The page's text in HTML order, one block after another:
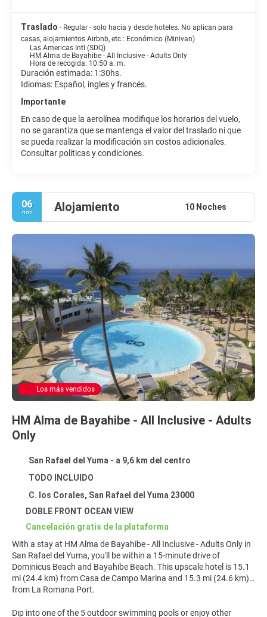
Traslado - Regular - solo hacia y desde hoteles. No aplican para
casas, alojamientos Airbnb, etc.: Económico (Minivan)
Las Americas Intl (SDQ)
HM Alma de Bayahibe - All Inclusive - Adults Only
Hora de recogida: 10:50 a. m.
Duración estimada: 1:30hs.
Idiomas: Español, ingles y francés.
Importante
En caso de que la aerolínea modifique los horarios del vuelo,
no se garantiza que se mantenga el valor del traslado ni que
se pueda realizar la modificación sin costos adicionales.
Consultar políticas y condiciones.
06
nov Alojamiento 10 Noches
Los más vendidos
HM Alma de Bayahibe - All Inclusive - Adults
Only
San Rafael del Yuma - a 9,6 km del centro
TODO INCLUIDO
C. los Corales, San Rafael del Yuma 23000
DOBLE FRONT OCEAN VIEW
Cancelación gratis de la plataforma
With a stay at HM Alma de Bayahibe - All Inclusive - Adults Only in
San Rafael del Yuma, you'll be within a 15-minute drive of
Dominicus Beach and Bayahibe Beach. This upscale hotel is 15.1
mi (24.4 km) from Casa de Campo Marina and 15.3 mi (24.6 km)
from La Romana Port.
Dip into one of the 5 outdoor swimming pools or enjoy other